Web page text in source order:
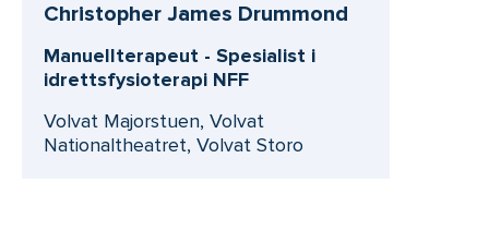
Christopher James Drummond
Manuellterapeut - Spesialist i
idrettsfysioterapi NFF
Volvat Majorstuen, Volvat
Nationaltheatret, Volvat Storo